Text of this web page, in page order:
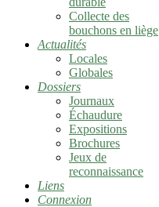
Collecte des
bouchons en liège
Actualités
Locales
Globales
Dossiers
Journaux
Échaudure
Expositions
Brochures
Jeux de
reconnaissance
Liens
Connexion